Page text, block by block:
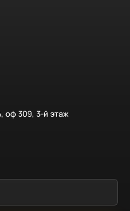
оф 309, 3-й этаж